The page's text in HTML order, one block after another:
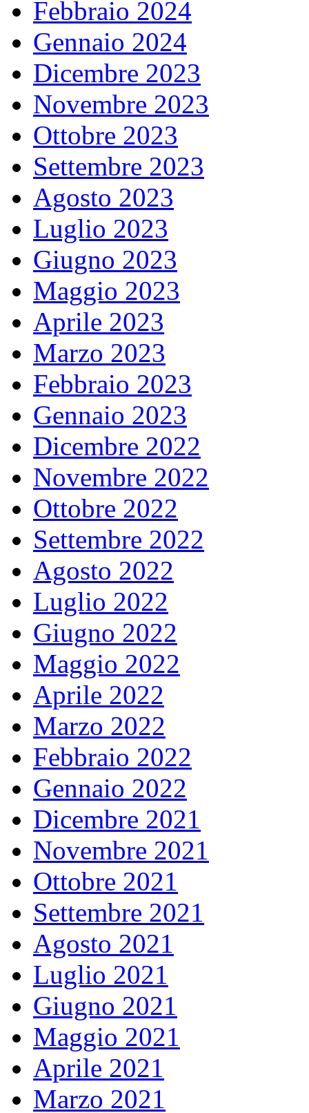
Febbraio 2024
Gennaio 2024
Dicembre 2023
Novembre 2023
Ottobre 2023
Settembre 2023
Agosto 2023
Luglio 2023
Giugno 2023
Maggio 2023
Aprile 2023
Marzo 2023
Febbraio 2023
Gennaio 2023
Dicembre 2022
Novembre 2022
Ottobre 2022
Settembre 2022
Agosto 2022
Luglio 2022
Giugno 2022
Maggio 2022
Aprile 2022
Marzo 2022
Febbraio 2022
Gennaio 2022
Dicembre 2021
Novembre 2021
Ottobre 2021
Settembre 2021
Agosto 2021
Luglio 2021
Giugno 2021
Maggio 2021
Aprile 2021
Marzo 2021